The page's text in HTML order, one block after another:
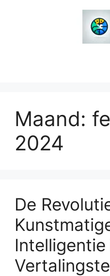
Maand:
2024
De
Intelligentie